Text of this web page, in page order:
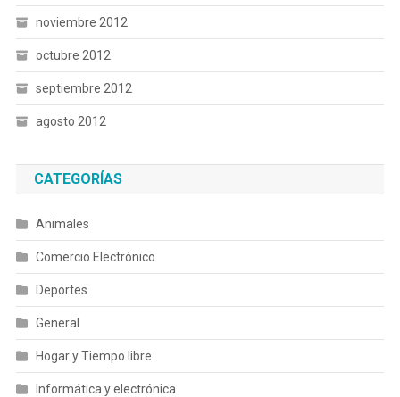
noviembre 2012
octubre 2012
septiembre 2012
agosto 2012
CATEGORÍAS
Animales
Comercio Electrónico
Deportes
General
Hogar y Tiempo libre
Informática y electrónica